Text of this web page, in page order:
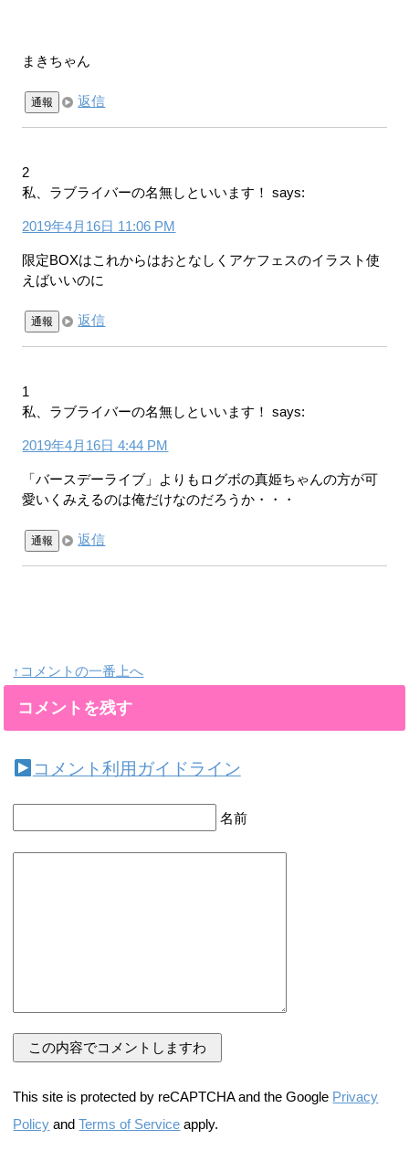
まきちゃん
通報 返信
2
私、ラブライバーの名無しといいます！
says:
2019年4月16日 11:06 PM
限定BOXはこれからはおとなしくアケフェスのイラスト使
えばいいのに
通報 返信
1
私、ラブライバーの名無しといいます！
says:
2019年4月16日 4:44 PM
「バースデーライブ」よりもログボの真姫ちゃんの方が可
愛いくみえるのは俺だけなのだろうか・・・
通報 返信
↑コメントの一番上へ
コメントを残す
コメント利用ガイドライン
名前
This site is protected by reCAPTCHA and the Google Privacy
Policy andTerms of Service apply.